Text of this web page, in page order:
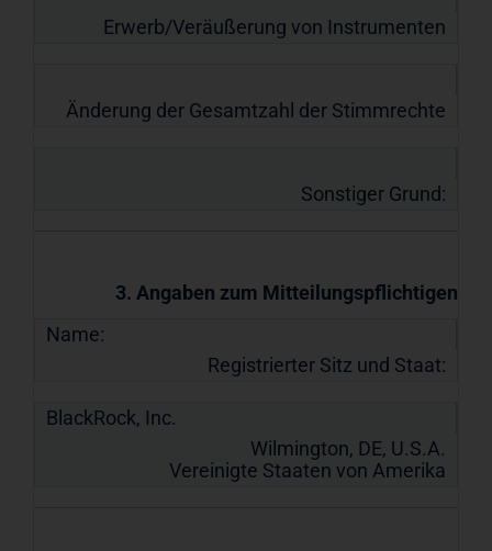
Erwerb/Veräußerung von Instrumenten
Änderung der Gesamtzahl der Stimmrechte
Sonstiger Grund:
3. Angaben zum Mitteilungspflichtigen
Name:
Registrierter Sitz und Staat:
BlackRock, Inc.
Wilmington, DE, U.S.A.
Vereinigte Staaten von Amerika